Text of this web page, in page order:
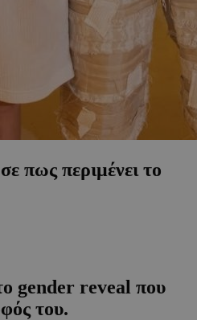
πως περιμένει το
gender reveal που
του.